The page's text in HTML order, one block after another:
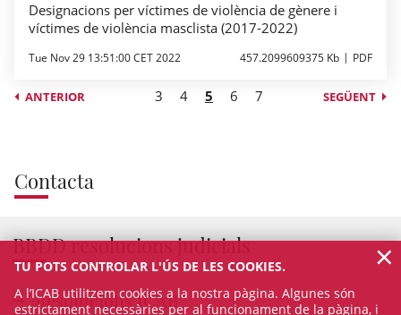
Designacions per víctimes de violència de gènere i
víctimes de violència masclista (2017-2022)
Tue Nov 29 13:51:00 CET 2022 457.2099609375 Kb PDF
ANTERIOR 3 4 5 6 7 SEGÜENT
Contacta
BBDD resolucions judicials
Resolucions ICAB
TU POTS CONTROLAR L'ÚS DE LES COOKIES.
A l’ICAB utilitzem cookies a la nostra pàgina. Algunes són
estrictament necessàries per al funcionament de la pàgina, i
×